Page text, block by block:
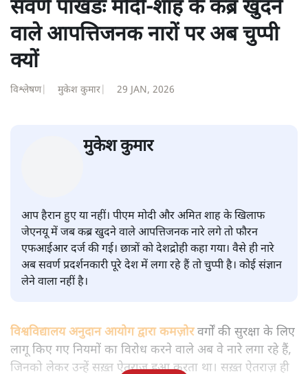
।
शीतल पी. सिंहकी और स्टोरी पढ़ें
क्यों
विश्लेषण| मुकेश कुमार | 29 JAN, 2026